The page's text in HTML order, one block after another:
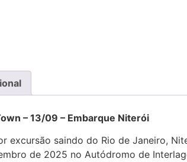
09 – Embarque Niterói
excursão saindo do Rio de Janeiro,
de 2025 no Autódromo de